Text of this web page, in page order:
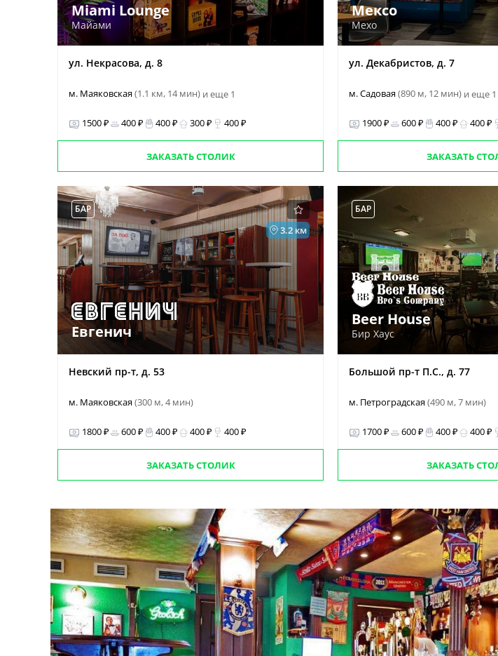
Miami Lounge
Майами
ул. Некрасова, д. 8
м. Маяковская(1.1 км, 14 мин) и еще 1
1500 ₽ 400 ₽ 400 ₽ 300 ₽ 400 ₽
ЗАКАЗАТЬ СТОЛИК
Мексо
Mexo
ул. Декабристов, д. 7
м. Садовая(890 м, 12 мин) и еще 1
1900 ₽ 600 ₽ 400 ₽ 400 ₽
ЗАКАЗАТЬ
БАР
3.2 км
Евгенич
Невский пр-т, д. 53
м. Маяковская(300 м, 4 мин)
1800 ₽ 600 ₽ 400 ₽ 400 ₽ 400 ₽
ЗАКАЗАТЬ СТОЛИК
БАР
Beer House
Бир Хаус
Большой пр-т П.С., д. 77
м. Петроградская(490 м, 7 мин)
1700 ₽ 600 ₽ 400 ₽ 400 ₽
ЗАКАЗАТЬ